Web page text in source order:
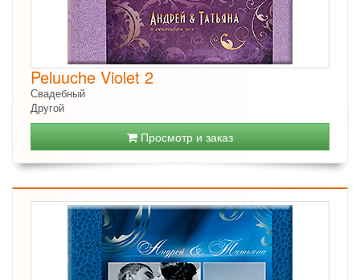
Peluuche Violet 2
Свадебный
Другой
Просмотр и заказ